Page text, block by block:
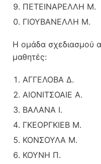
ΠΕΤΕΙΝΑΡΕΛΛΗ Μ.
ΓΙΟΥΒΑΝΕΛΛΗ Μ.
Η ομάδα σχεδιασμού
μαθητές:
ΑΓΓΕΛΟΒΑ Δ.
ΑΙΟΝΙΤΣΟΑΙΕ Α.
ΒΑΛΑΝΑ Ι.
ΓΚΕΟΡΓΚΙΕΒ Μ.
ΚΟΝΣΟΥΛΑ Μ.
ΚΟΥΝΗ Π.